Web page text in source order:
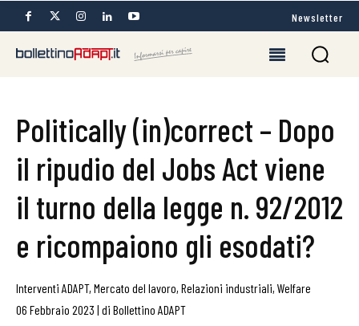
Newsletter
Politically (in)correct – Dopo
il ripudio del Jobs Act viene
il turno della legge n. 92/2012
e ricompaiono gli esodati?
Interventi ADAPT, Mercato del lavoro, Relazioni industriali, Welfare
06 Febbraio 2023 | di Bollettino ADAPT